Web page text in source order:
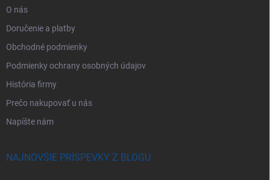
O nás
Doručenie a platby
Obchodné podmienky
Podmienky ochrany osobných údajov
História firmy
Prečo nakupovať u nás
Napíšte nám
NAJNOVŠIE PRÍSPEVKY Z BLOGU